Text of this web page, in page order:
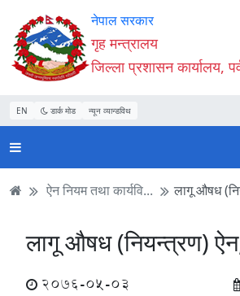
Accessibility
Mode
सुरु
गर्नुहोस्
सामाग्री
पढ्नुहाेस्
नेभिगेसन
पढ्नुहाेस्
वेबसाइट
खोजमा
जानुहोस्
नेपाल सरकार
गृह मन्त्रालय
जिल्ला प्रशासन कार्यालय,
EN डार्क मोड न्यून व्यान्डविथ
ऐन नियम तथा कार्यवि... लागू औषध
लागू औषध (नियन्त्रण)
2076-05-03